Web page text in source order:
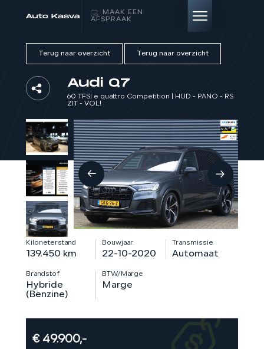
MAAK EEN
AFSPRAAK
HOME
AANBOD
DIENSTEN
VERKOCHT
OVER ONS
CONTACT
Terug naar overzicht Terug naar overzicht
Audi Q7
60 TFSI e quattro Competition | HUD - PANO - RS
ZIT - VOL!
Kiloneterstand
139.450 km
Bouwjaar
22-10-2020
Transmissie
Automaat
Brandstof
Hybride
(Benzine)
BTW/Marge
Marge
€ 49.900,-